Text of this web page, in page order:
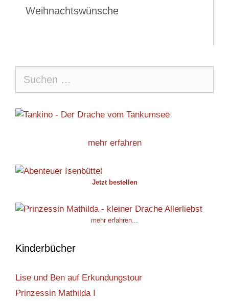
Weihnachtswünsche
nach:
mehr erfahren
Jetzt bestellen
mehr erfahren...
Kinderbücher
Lise und Ben auf Erkundungstour
Prinzessin Mathilda I